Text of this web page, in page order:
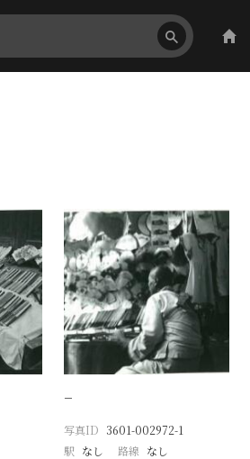
−
写真ID 3601-002972-1
駅 なし 路線 なし